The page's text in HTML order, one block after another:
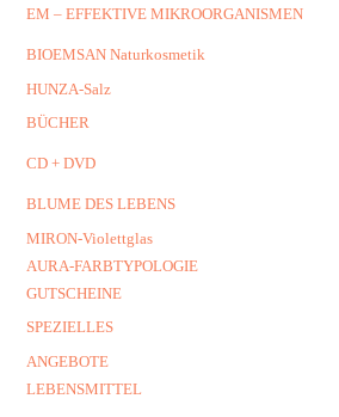
EM – EFFEKTIVE MIKROORGANISMEN
BIOEMSAN Naturkosmetik
HUNZA-Salz
BÜCHER
CD + DVD
BLUME DES LEBENS
MIRON-Violettglas
AURA-FARBTYPOLOGIE
GUTSCHEINE
SPEZIELLES
ANGEBOTE
LEBENSMITTEL